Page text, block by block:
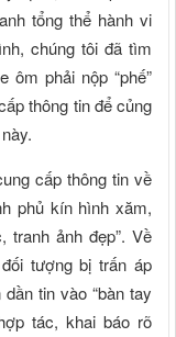
tổng thể hành vi
chúng tôi đã tìm
ôm phải nộp “phế”
thông tin để củng
cấp thông tin về
phủ kín hình xăm,
tranh ảnh đẹp”. Về
tượng bị trấn áp
tin vào “bàn tay
tác, khai báo rõ